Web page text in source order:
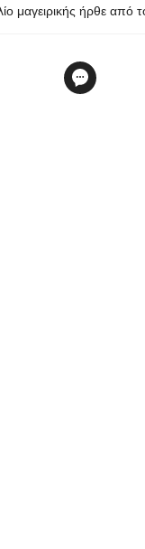
μαγειρικής ήρθε από